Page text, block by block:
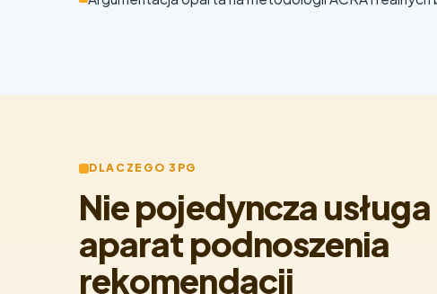
DLACZEGO 3PG
Nie pojedyncza usługa
aparat podnoszenia
rekomendacji